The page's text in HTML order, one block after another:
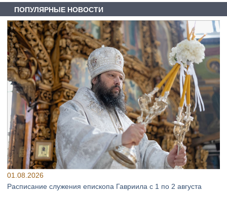
ПОПУЛЯРНЫЕ НОВОСТИ
01.08.2026
Расписание служения епископа Гавриила с 1 по 2 августа